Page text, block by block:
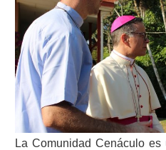
La Comunidad Cenáculo